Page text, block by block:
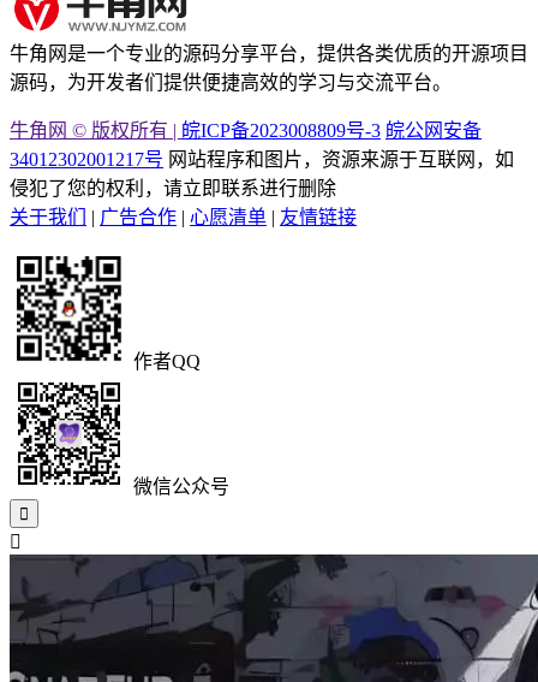
牛角网是一个专业的源码分享平台，提供各类优质的开源项目
源码，为开发者们提供便捷高效的学习与交流平台。
牛角网 © 版权所有 | 皖ICP备2023008809号-3 皖公网安备
34012302001217号 网站程序和图片，资源来源于互联网，如
侵犯了您的权利，请立即联系进行删除
关于我们
| 广告合作 | 心愿清单 | 友情链接
作者QQ
微信公众号